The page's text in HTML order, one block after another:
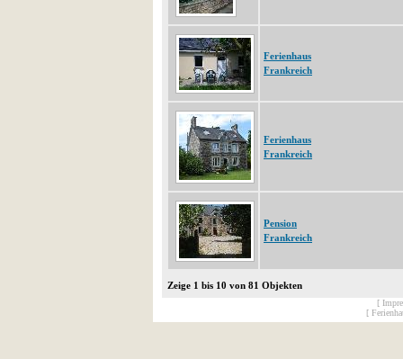
Ferienhaus
Frankreich
Ferienhaus
Frankreich
Pension
Frankreich
Zeige 1 bis 10 von 81 Objekten
[
[